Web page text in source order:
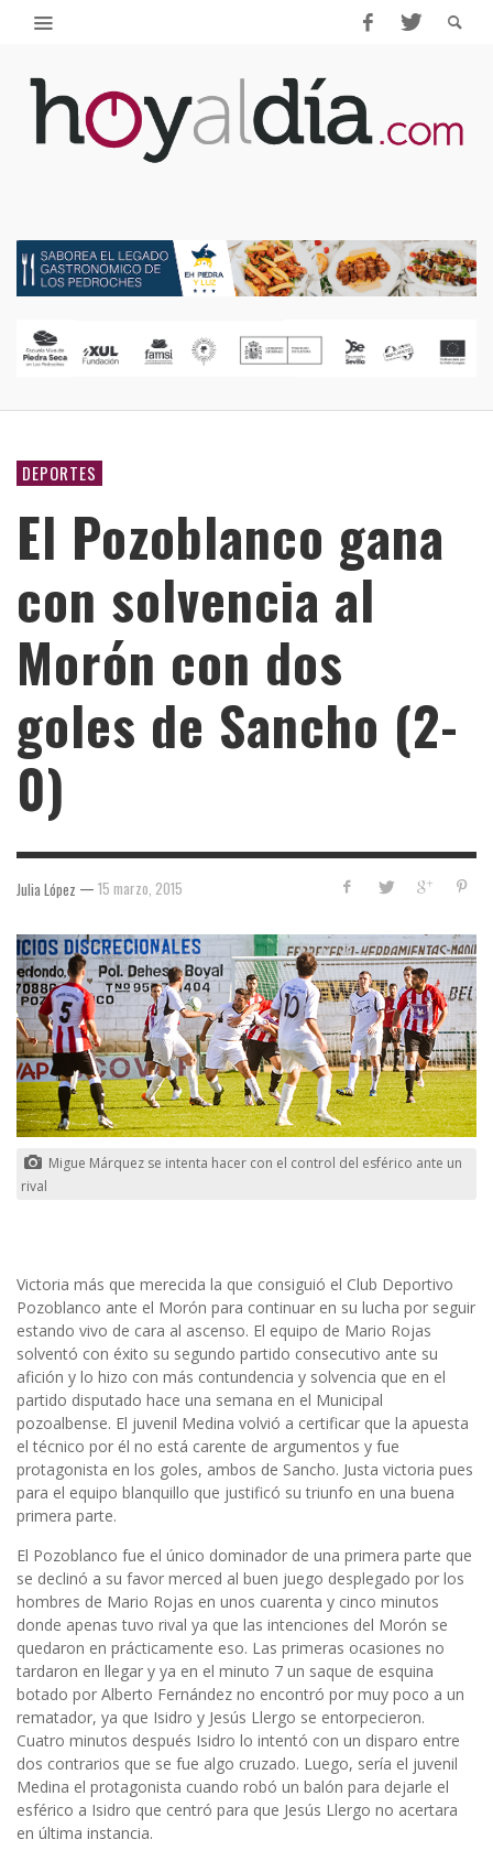
DEPORTES
El Pozoblanco gana
con solvencia al
Morón con dos
goles de Sancho (2-
0)
Julia López — 15 marzo, 2015
Migue Márquez se intenta hacer con el control del esférico ante un
rival
Victoria más que merecida la que consiguió el Club Deportivo
Pozoblanco ante el Morón para continuar en su lucha por seguir
estando vivo de cara al ascenso. El equipo de Mario Rojas
solventó con éxito su segundo partido consecutivo ante su
afición y lo hizo con más contundencia y solvencia que en el
partido disputado hace una semana en el Municipal
pozoalbense. El juvenil Medina volvió a certificar que la apuesta
el técnico por él no está carente de argumentos y fue
protagonista en los goles, ambos de Sancho. Justa victoria pues
para el equipo blanquillo que justificó su triunfo en una buena
primera parte.
El Pozoblanco fue el único dominador de una primera parte que
se declinó a su favor merced al buen juego desplegado por los
hombres de Mario Rojas en unos cuarenta y cinco minutos
donde apenas tuvo rival ya que las intenciones del Morón se
quedaron en prácticamente eso. Las primeras ocasiones no
tardaron en llegar y ya en el minuto 7 un saque de esquina
botado por Alberto Fernández no encontró por muy poco a un
rematador, ya que Isidro y Jesús Llergo se entorpecieron.
Cuatro minutos después Isidro lo intentó con un disparo entre
dos contrarios que se fue algo cruzado. Luego, sería el juvenil
Medina el protagonista cuando robó un balón para dejarle el
esférico a Isidro que centró para que Jesús Llergo no acertara
en última instancia.